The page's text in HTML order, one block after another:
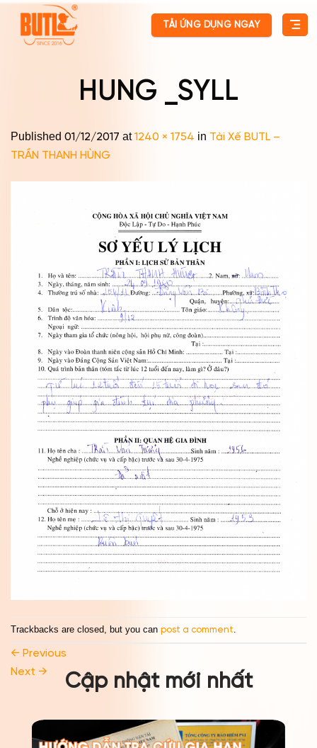
content
TẢI ỨNG DỤNG NGAY
HUNG _SYLL
Published 01/12/2017 at1240 × 1754 in Tài Xế BUTL –
TRẦN THANH HÙNG
Trackbacks are closed, but you can post a comment
← Previous
Next → Cập nhật mới nhất